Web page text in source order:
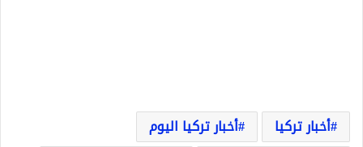
أخبار تركيا
أخبار تركيا اليوم